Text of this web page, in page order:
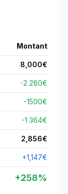
Montant
8,000€
-2 280€
-1500€
-1 364€
2,856€
+1,147€
+258%